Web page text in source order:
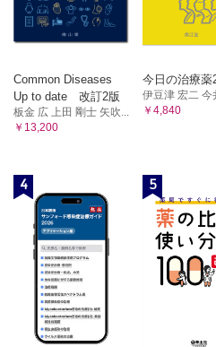
8．調節の神経支配
9．調節異常
A．眼鏡
1．眼鏡レンズと眼の光学系
2．眼鏡レンズの材質と種類
5．眼鏡作成上の問題点
B．コンタクトレンズ
1．コンタクトレンズの光学
2．コンタクトレンズ素材の酸素
3．コンタクトレンズの分類
4．コンタクトレンズの形態とデ
5．適応と禁忌
6．コンタクトレンズの処方の実際
7．コンタクトレンズと点眼薬
Common Diseases
Up to date 改訂2版
板金 広 上田 剛士 矢吹...
￥13,200
今日の治療薬
伊豆津 宏二 今
￥4,840
4 5